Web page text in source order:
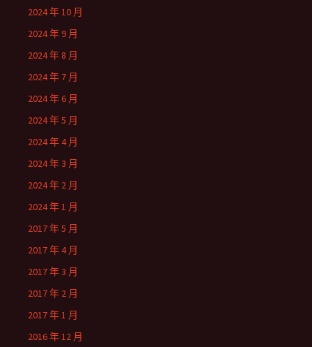
2024 年 10 月
2024 年 9 月
2024 年 8 月
2024 年 7 月
2024 年 6 月
2024 年 5 月
2024 年 4 月
2024 年 3 月
2024 年 2 月
2024 年 1 月
2017 年 5 月
2017 年 4 月
2017 年 3 月
2017 年 2 月
2017 年 1 月
2016 年 12 月